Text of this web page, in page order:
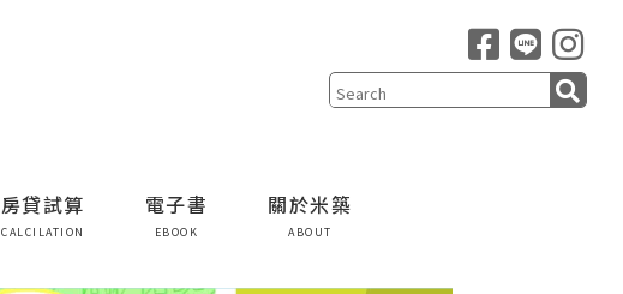
房貸試算
CALCILATION
電子書
EBOOK
關於米築
ABOUT